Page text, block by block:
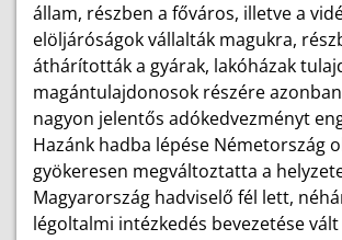
állam, részben a főváros, illetve a
elöljáróságok vállalták magukra,
áthárították a gyárak, lakóházak
magántulajdonosok részére
nagyon jelentős adókedvezményt
Hazánk hadba lépése Németország
gyökeresen megváltoztatta a
Magyarország hadviselő fél lett,
légoltalmi intézkedés bevezetése vált